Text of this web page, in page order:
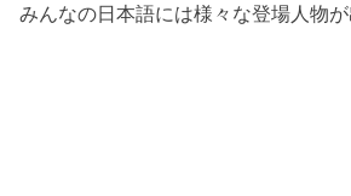
みんなの日本語には様々な登場人物が